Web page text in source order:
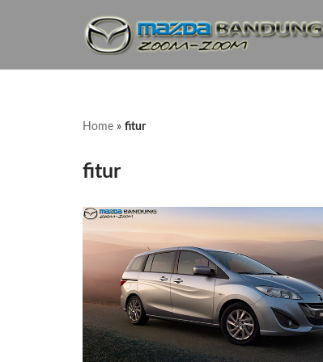
Home » fitur
fitur